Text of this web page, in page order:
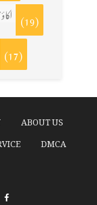
(19)
(17)
ABOUT US
DMCA